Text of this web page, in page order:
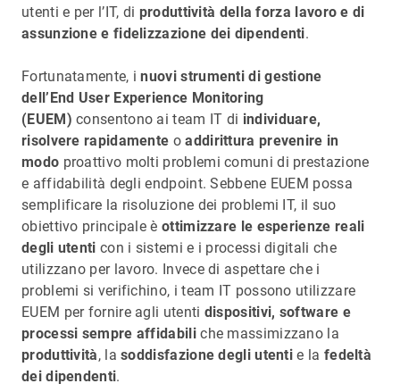
utenti e per l’IT, di produttività della forza lavoro e di
assunzione e fidelizzazione dei dipendenti.
Fortunatamente, inuovi strumenti di gestione
dell’End User Experience Monitoring
(EUEM) consentono ai team IT di individuare,
risolvere rapidamente oaddirittura prevenire in
modo proattivo molti problemi comuni di prestazione
e affidabilità degli endpoint. Sebbene EUEM possa
semplificare la risoluzione dei problemi IT, il suo
obiettivo principale è ottimizzare le esperienze reali
degli utenti con i sistemi e i processi digitali che
utilizzano per lavoro. Invece di aspettare che i
problemi si verifichino, i team IT possono utilizzare
EUEM per fornire agli utenti dispositivi, software e
processi sempre affidabiliche massimizzano la
produttività, lasoddisfazione degli utenti e la fedeltà
dei dipendenti.